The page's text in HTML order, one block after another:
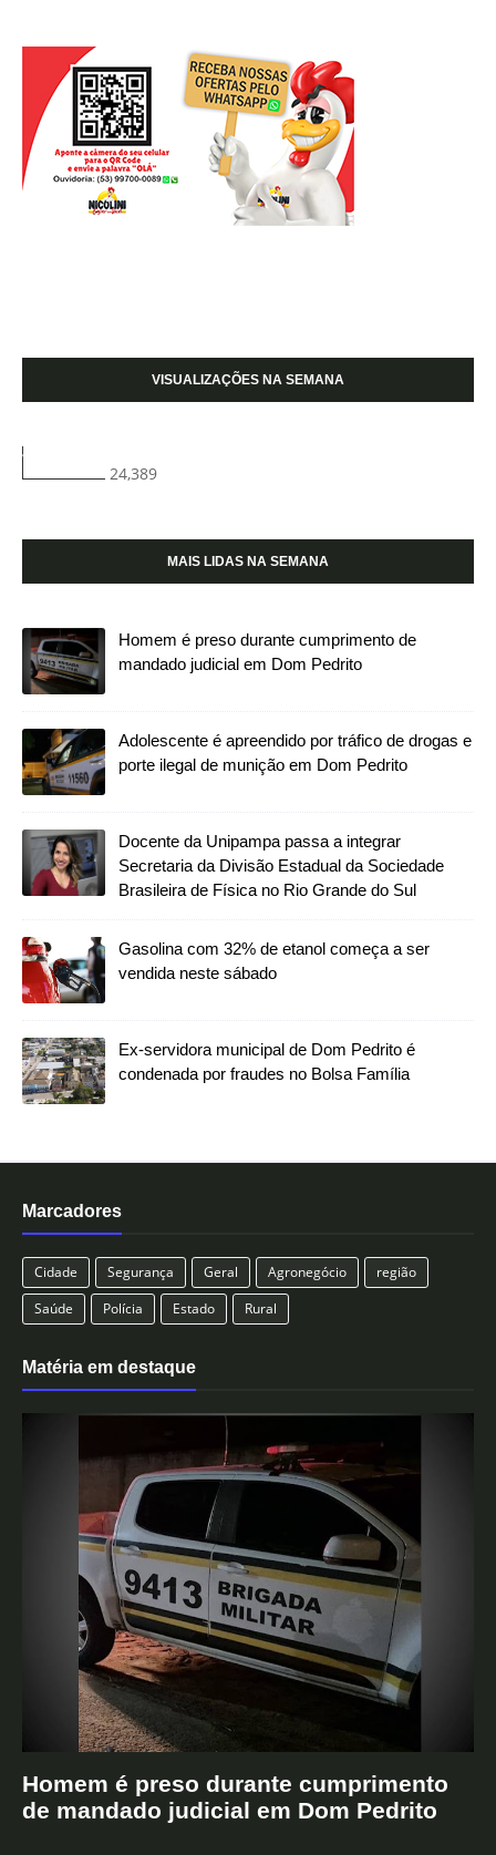
VISUALIZAÇÕES NA SEMANA
24,389
MAIS LIDAS NA SEMANA
Homem é preso durante cumprimento de
mandado judicial em Dom Pedrito
Adolescente é apreendido por tráfico de drogas e
porte ilegal de munição em Dom Pedrito
Docente da Unipampa passa a integrar
Secretaria da Divisão Estadual da Sociedade
Brasileira de Física no Rio Grande do Sul
Gasolina com 32% de etanol começa a ser
vendida neste sábado
Ex-servidora municipal de Dom Pedrito é
condenada por fraudes no Bolsa Família
Marcadores
Cidade Segurança Geral Agronegócio
região
Saúde
Polícia Estado Rural
Matéria em destaque
Homem é preso durante cumprimento
de mandado judicial em Dom Pedrito